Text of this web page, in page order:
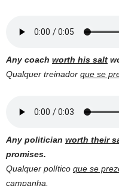
Any coach worth his salt
Qualquer treinador que se
Any politician worth their
promises.
Qualquer político que se
campanha.